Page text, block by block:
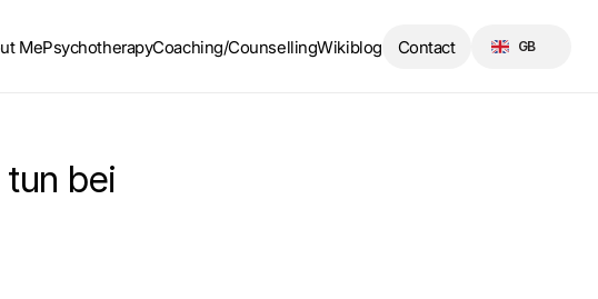
bei
MePsychotherapyCoaching/CounsellingWikiblog Contact GB